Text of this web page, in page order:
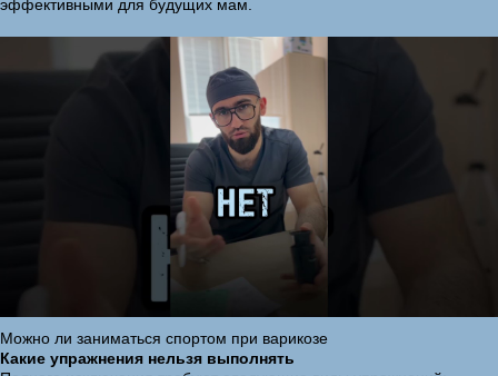
эффективными для будущих мам.
Можно ли заниматься спортом при варикозе
Какие упражнения нельзя выполнять